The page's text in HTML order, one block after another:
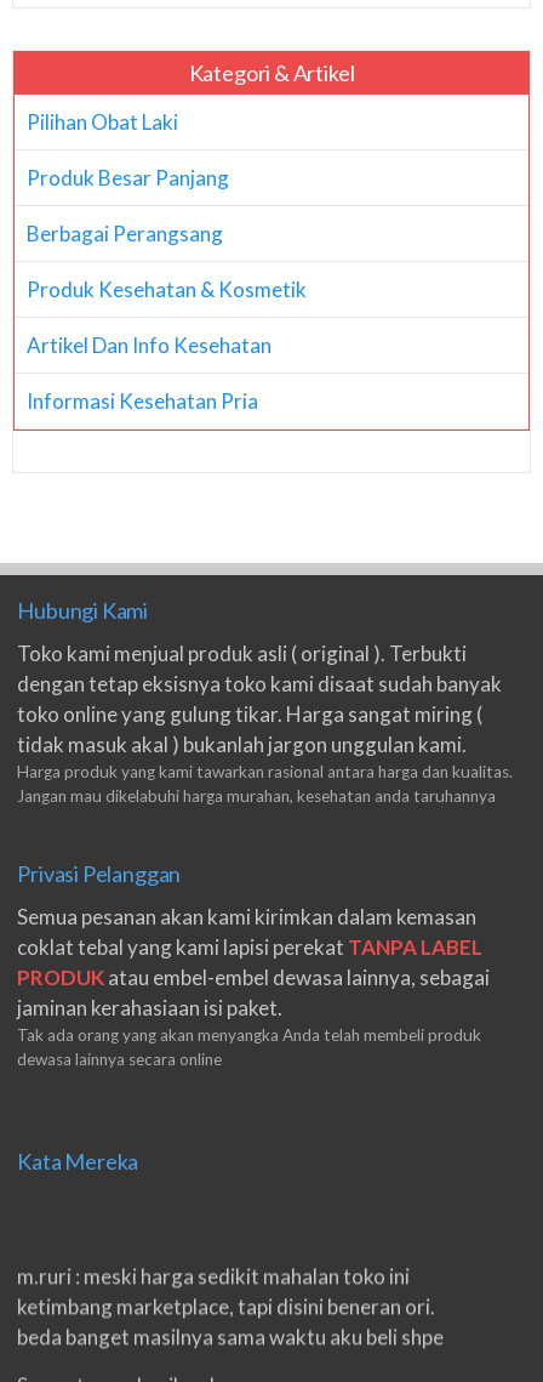
Kategori & Artikel
Pilihan Obat Laki
Produk Besar Panjang
Berbagai Perangsang
Produk Kesehatan & Kosmetik
Artikel Dan Info Kesehatan
Informasi Kesehatan Pria
Hubungi Kami
Toko kami menjual produk asli ( original ). Terbukti
dengan tetap eksisnya toko kami disaat sudah banyak
toko online yang gulung tikar. Harga sangat miring (
tidak masuk akal ) bukanlah jargon unggulan kami.
Harga produk yang kami tawarkan rasional antara harga dan kualitas.
Jangan mau dikelabuhi harga murahan, kesehatan anda taruhannya
Privasi Pelanggan
Semua pesanan akan kami kirimkan dalam kemasan
coklat tebal yang kami lapisi perekat TANPA LABEL
PRODUKatau embel-embel dewasa lainnya, sebagai
jaminan kerahasiaan isi paket.
Tak ada orang yang akan menyangka Anda telah membeli produk
dewasa lainnya secara online
Kata Mereka
ketimbang marketplace, tapi disini beneran ori.
beda banget masilnya sama waktu aku beli shpe
Suwanto : makasih pak.